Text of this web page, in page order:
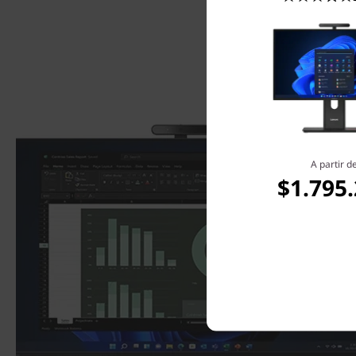
A partir